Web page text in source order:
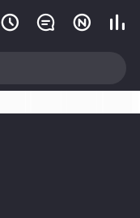
   